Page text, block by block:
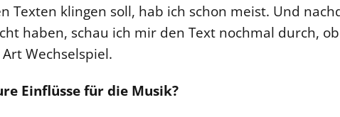
Texten klingen soll, hab ich schon meist. Und
haben, schau ich mir den Text nochmal durch,
Wechselspiel.
Einflüsse für die Musik?